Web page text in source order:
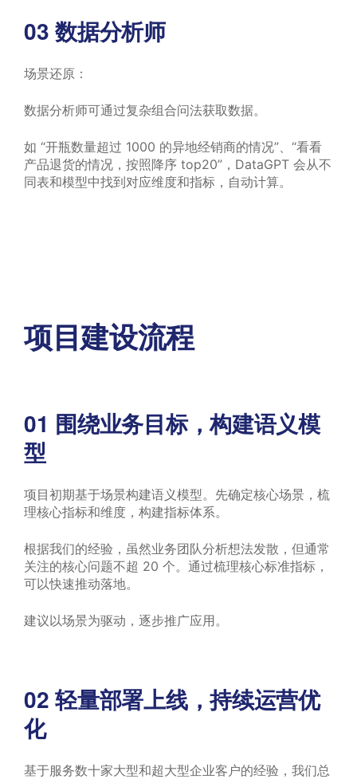
03数据分析师
场景还原：
数据分析师可通过复杂组合问法获取数据。
如 “开瓶数量超过 1000 的异地经销商的情况”、“看看
产品退货的情况，按照降序 top20”，DataGPT 会从不
同表和模型中找到对应维度和指标，自动计算。
项目建设流程
01 围绕业务目标，构建语义模
型
项目初期基于场景构建语义模型。先确定核心场景，梳
理核心指标和维度，构建指标体系。
根据我们的经验，虽然业务团队分析想法发散，但通常
关注的核心问题不超 20 个。通过梳理核心标准指标，
可以快速推动落地。
建议以场景为驱动，逐步推广应用。
02轻量部署上线，持续运营优
化
基于服务数十家大型和超大型企业客户的经验，我们总